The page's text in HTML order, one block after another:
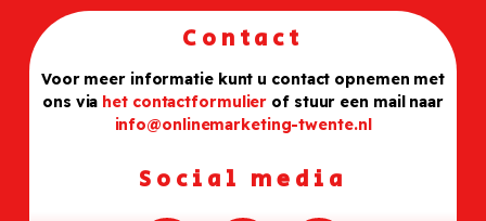
Contact
Voor meer informatie kunt u contact opnemen met
ons via het contactformulier of stuur een mail naar
info@onlinemarketing-twente.nl
Social media